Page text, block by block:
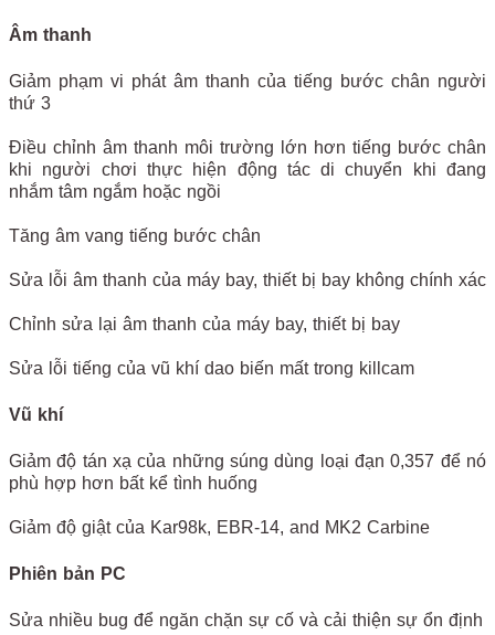
Âm thanh
Giảm phạm vi phát âm thanh của tiếng bước chân người
thứ 3
Điều chỉnh âm thanh môi trường lớn hơn tiếng bước chân
khi người chơi thực hiện động tác di chuyển khi đang
nhắm tâm ngắm hoặc ngồi
Tăng âm vang tiếng bước chân
Sửa lỗi âm thanh của máy bay, thiết bị bay không chính xác
Chỉnh sửa lại âm thanh của máy bay, thiết bị bay
Sửa lỗi tiếng của vũ khí dao biến mất trong killcam
Vũ khí
Giảm độ tán xạ của những súng dùng loại đạn 0,357 để nó
phù hợp hơn bất kể tình huống
Giảm độ giật của Kar98k, EBR-14, and MK2 Carbine
Phiên bản PC
Sửa nhiều bug để ngăn chặn sự cố và cải thiện sự ổn định